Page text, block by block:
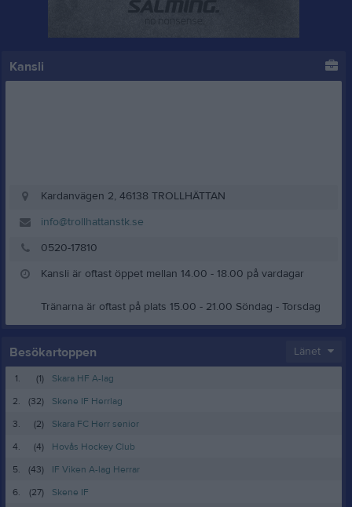
Kansli
Kardanvägen 2, 46138 TROLLHÄTTAN
info@trollhattanstk.se
0520-17810
Kansli är oftast öppet mellan 14.00 - 18.00 på vardagar
Tränarna är oftast på plats 15.00 - 21.00 Söndag - Torsdag
Besökartoppen Länet
1. (1)
Skara HF A-lag
2.
(32)
Skene IF Herrlag
3.
(2)
Skara FC Herr senior
4.
(4)
Hovås Hockey Club
5.
(43)
IF Viken A-lag Herrar
6.
(27) Skene IF